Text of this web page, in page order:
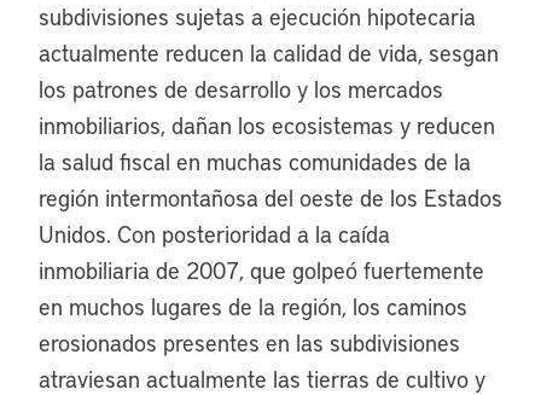
subdivisiones sujetas a ejecución hipotecaria
actualmente reducen la calidad de vida, sesgan
los patrones de desarrollo y los mercados
inmobiliarios, dañan los ecosistemas y reducen
la salud fiscal en muchas comunidades de la
región intermontañosa del oeste de los Estados
Unidos. Con posterioridad a la caída
inmobiliaria de 2007, que golpeó fuertemente
en muchos lugares de la región, los caminos
erosionados presentes en las subdivisiones
atraviesan actualmente las tierras de cultivo y